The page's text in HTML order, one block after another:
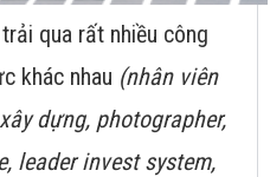
qua rất nhiều công
khác nhau (nhân viên
dựng, photographer,
leader invest system,